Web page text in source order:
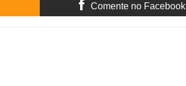
Comente no Facebook